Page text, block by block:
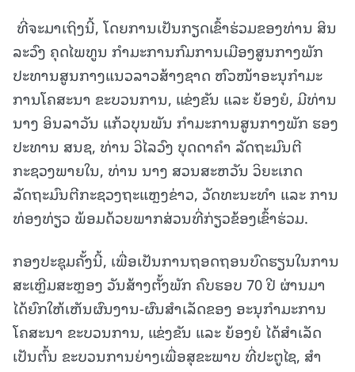
ທີ່ຈະມາເຖິງນີ້, ໂດຍການເປັນກຽດເຂົ້າຮ່ວມຂອງທ່ານ ສິນ
ລະວົງ ຄຸດໄພທູນ ກໍາມະການກົມການເມືອງສູນກາງພັກ
ປະທານສູນກາງແນວລາວສ້າງຊາດ ຫົວໜ້າອະນຸກໍາມະ
ການໂຄສະນາ ຂະບວນການ, ແຂ່ງຂັນ ແລະ ຍ້ອງຍໍ, ມີທ່ານ
ນາງ ອິນລາວັນ ແກ້ວບຸນພັນ ກໍາມະການສູນກາງພັກ ຮອງ
ປະທານ ສນຊ, ທ່ານ ວິໄລວົງ ບຸດດາຄໍາ ລັດຖະມົນຕີ
ກະຊວງພາຍໃນ, ທ່ານ ນາງ ສວນສະຫວັນ ວິຍະເກດ
ລັດຖະມົນຕີກະຊວງຖະແຫຼງຂ່າວ, ວັດທະນະທໍາ ແລະ ການ
ທ່ອງທ່ຽວ ພ້ອມດ້ວຍພາກສ່ວນທີ່ກ່ຽວຂ້ອງເຂົ້າຮ່ວມ.
ກອງປະຊຸມຄັ້ງນີ້, ເພື່ອເປັນການຖອດຖອນບົດຮຽນໃນການ
ສະເຫຼີມສະຫຼອງ ວັນສ້າງຕັ້ງພັກ ຄົບຮອບ 70 ປີ ຜ່ານມາ
ໄດ້ຍົກໃຫ້ເຫັນຜົນງານ-ຜົນສໍາເລັດຂອງ ອະນຸກໍາມະການ
ໂຄສະນາ ຂະບວນການ, ແຂ່ງຂັນ ແລະ ຍ້ອງຍໍ ໄດ້ສໍາເລັດ
ເປັນຕົ້ນ ຂະບວນການຍ່າງເພື່ອສຸຂະພາບ ທີ່ປະຕູໄຊ, ສໍາ